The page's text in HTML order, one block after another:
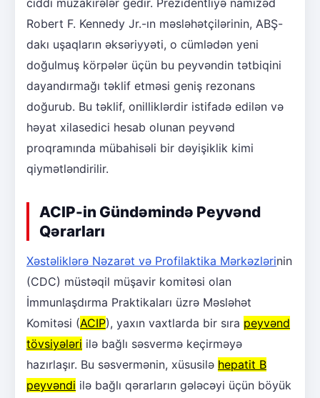
ciddi müzakirələr gedir. Prezidentliyə namizəd
Robert F. Kennedy Jr.-ın məsləhətçilərinin, ABŞ-
dakı uşaqların əksəriyyəti, o cümlədən yeni
doğulmuş körpələr üçün bu peyvəndin tətbiqini
dayandırmağı təklif etməsi geniş rezonans
doğurub. Bu təklif, onilliklərdir istifadə edilən və
həyat xilasedici hesab olunan peyvənd
proqramında mübahisəli bir dəyişiklik kimi
qiymətləndirilir.
ACIP-in Gündəmində Peyvənd
Qərarları
Xəstəliklərə Nəzarət və Profilaktika Mərkəzlərinin
(CDC) müstəqil müşavir komitəsi olan
İmmunlaşdırma Praktikaları üzrə Məsləhət
Komitəsi (ACIP), yaxın vaxtlarda bir sıra peyvənd
tövsiyələri ilə bağlı səsvermə keçirməyə
hazırlaşır. Bu səsvermənin, xüsusilə hepatit B
peyvəndi ilə bağlı qərarların gələcəyi üçün böyük